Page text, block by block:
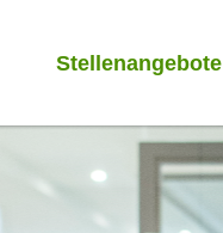
Stellenangebote